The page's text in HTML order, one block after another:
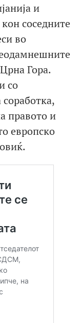
и
соседните
во
Гора.
со
правото и
европско